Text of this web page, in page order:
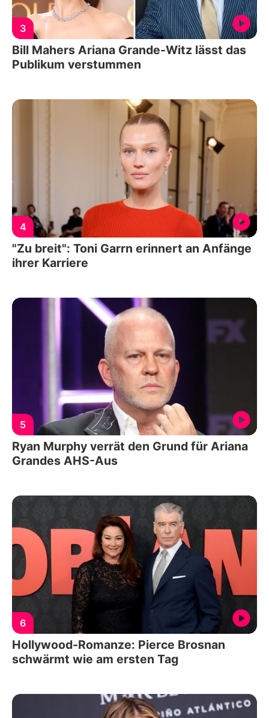
3
Bill Mahers Ariana Grande-Witz lässt das
Publikum verstummen
4
"Zu breit": Toni Garrn erinnert an Anfänge
ihrer Karriere
5
Ryan Murphy verrät den Grund für Ariana
Grandes AHS-Aus
6
Hollywood-Romanze: Pierce Brosnan
schwärmt wie am ersten Tag